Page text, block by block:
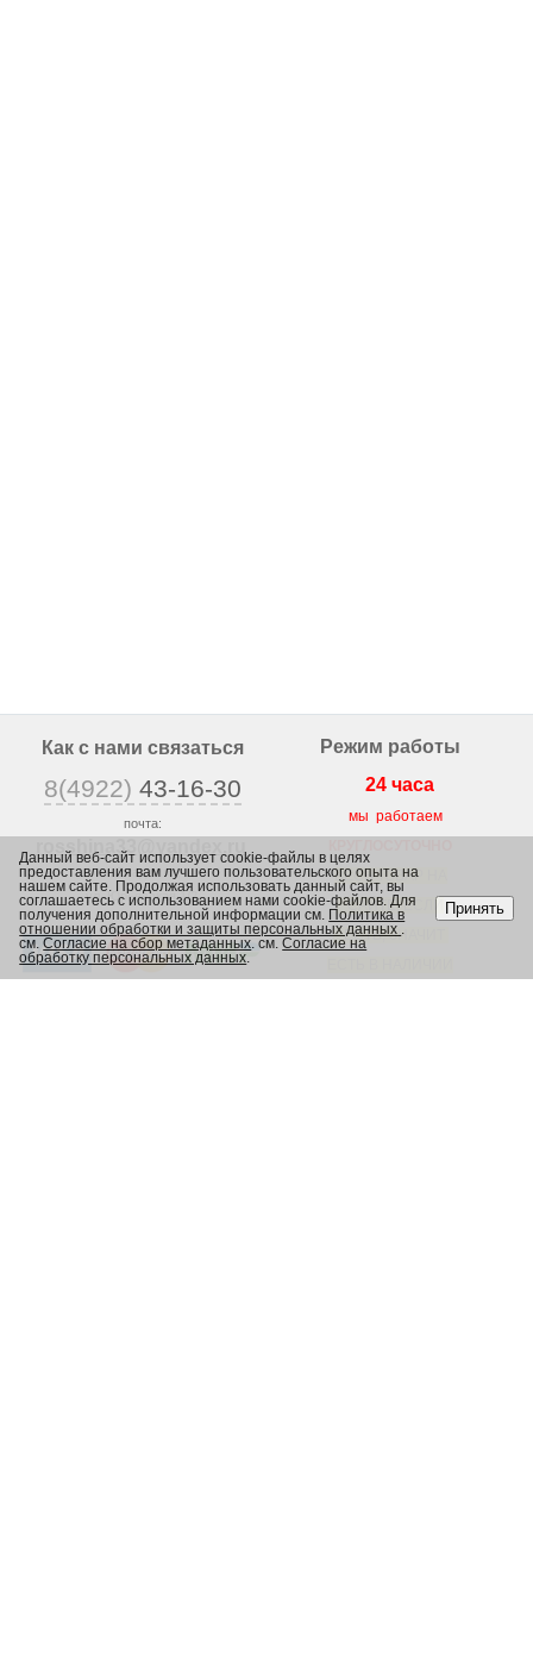
Как с нами связаться
8(4922) 43-16-30
почта:
rosshina33@yandex
г. Владимир,
ул. Юрьевская 1/2,
Режим работы
24 часа
мы работаем
ВЕСЬ ТОВАР НА
САЙТЕ, ЕСЛИ
ЕСТЬ, ЗНАЧИТ
Данный веб-сайт использует cookie-файлы в целях
предоставления вам лучшего пользовательского опыта на
нашем сайте. Продолжая использовать данный сайт, вы
соглашаетесь с использованием нами cookie-файлов. Для
получения дополнительной информации см. Политика в
отношении обработки и защиты персональных данных .
см.Согласие на сбор метаданных. см.Согласие на
обработку персональных данных.
Принять